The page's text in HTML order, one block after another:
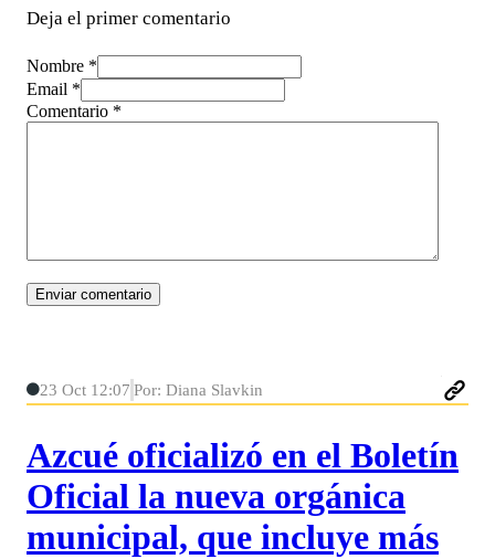
Deja el primer comentario
Nombre *
Email *
Comentario *
23 Oct 12:07 Por: Diana Slavkin
Azcué oficializó en el Boletín
Oficial la nueva orgánica
municipal, que incluye más